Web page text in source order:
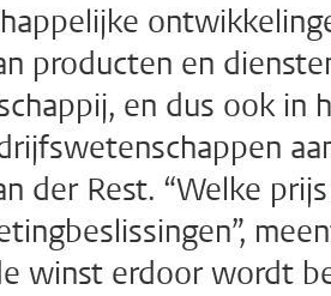
producten en
en dus ook in
der Rest. “Welke
winst erdoor wordt